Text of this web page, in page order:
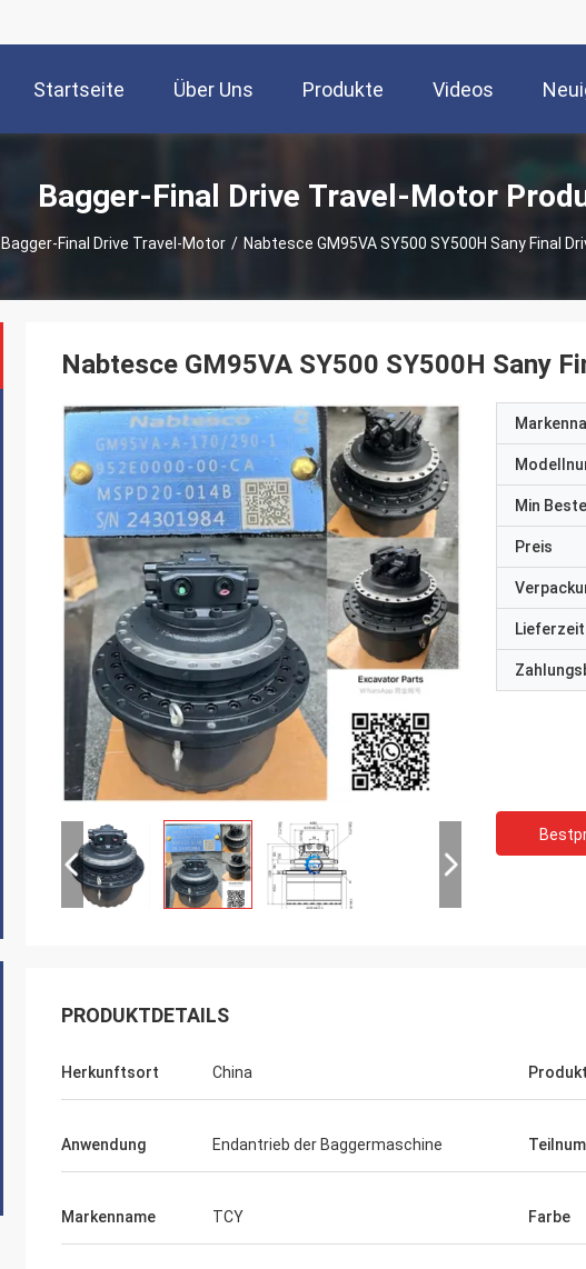
Startseite Über Uns Produkte Videos
Bagger-Final Drive Travel-Motor
Bagger-Final Drive Travel-Motor / Nabtesce GM95VA SY500 SY500H Sany Final
Nabtesce GM95VA SY500 SY500H Sany
Min
Preis
Lieferzeit
PRODUKTDETAILS
Herkunftsort China
Anwendung Endantrieb der Baggermaschine
Markenname TCY Farbe